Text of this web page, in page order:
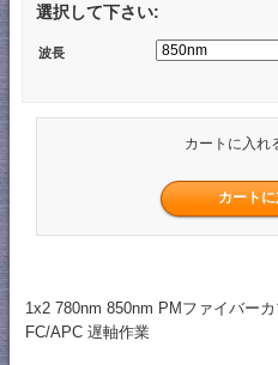
選択して下さい:
波長
カートに入れ
1x2 780nm 850nm PMファイバー
FC/APC 遅軸作業